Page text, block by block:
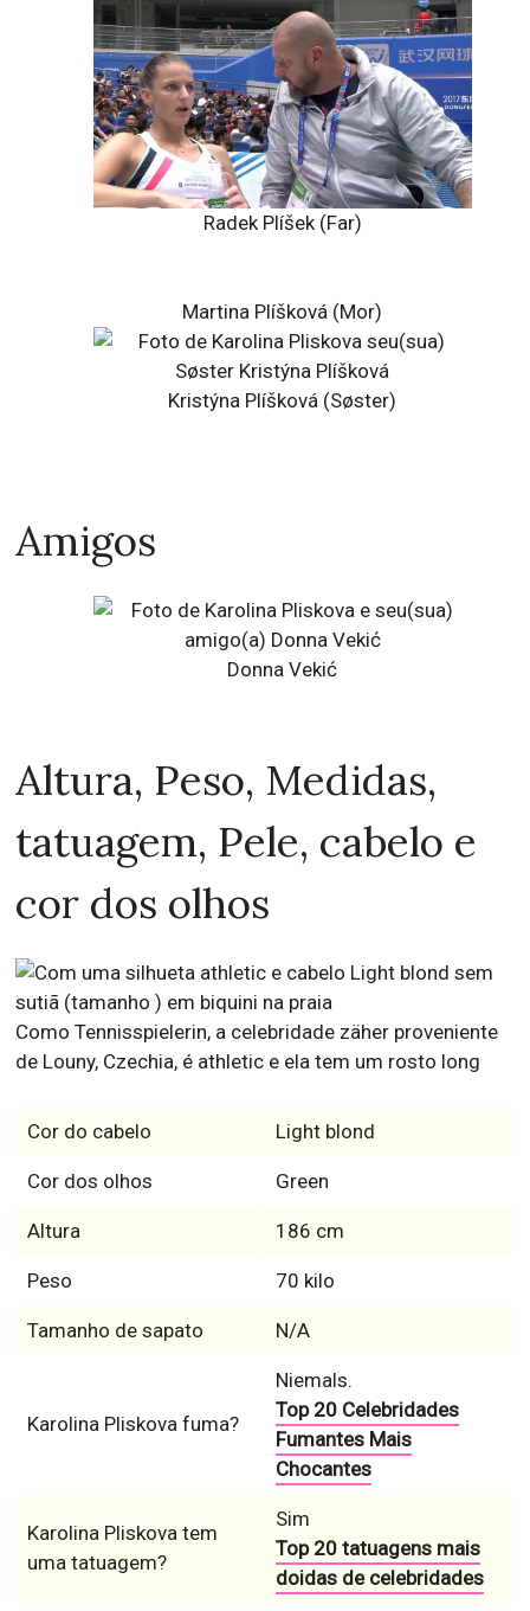
Radek Plíšek (Far)
Martina Plíšková (Mor)
Kristýna Plíšková (Søster)
Amigos
Donna Vekić
Altura, Peso, Medidas,
tatuagem, Pele, cabelo e
cor dos olhos
Como Tennisspielerin, a celebridade zäher proveniente
de Louny, Czechia, é athletic e ela tem um rosto long
Cor do cabelo Light blond
Cor dos olhos Green
Altura 186 cm
Peso 70 kilo
Tamanho de sapato N/A
Karolina Pliskova fuma?
Niemals.
Top 20 Celebridades
Fumantes Mais
Chocantes
Karolina Pliskova tem
uma tatuagem?
Sim
Top 20 tatuagens mais
doidas de celebridades